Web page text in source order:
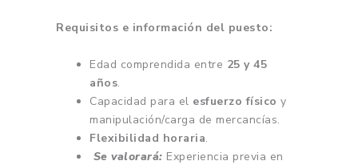
Requisitos e información del puesto:
Edad comprendida entre 25 y 45
años.
Capacidad para el esfuerzo físico y
manipulación/carga de mercancías.
Flexibilidad horaria.
Se valorará: Experiencia previa en